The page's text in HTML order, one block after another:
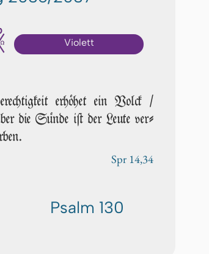
Violett
erhöhet ein Volck /
die Sünde iſt der Leu­te ver­
Spr 14,34
Psalm 130